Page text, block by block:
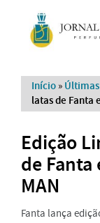
Início »
latas de Fanta
Edição
de Fanta
MAN
Fanta lança